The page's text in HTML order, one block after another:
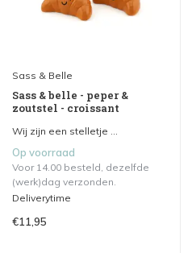
Sass & Belle
Sass & belle - peper &
zoutstel - croissant
Wij zijn een stelletje ...
Op voorraad
Voor 14.00 besteld, dezelfde
(werk)dag verzonden.
Deliverytime
€11,95